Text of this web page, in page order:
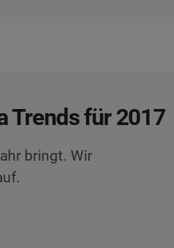
Trends für 2017
bringt. Wir